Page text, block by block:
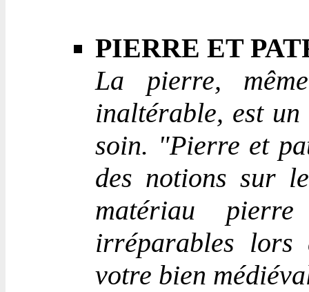
PIERRE ET
La pierre,
inaltérable, est
soin. "Pierre et
des notions sur
matériau
irréparables
votre bien